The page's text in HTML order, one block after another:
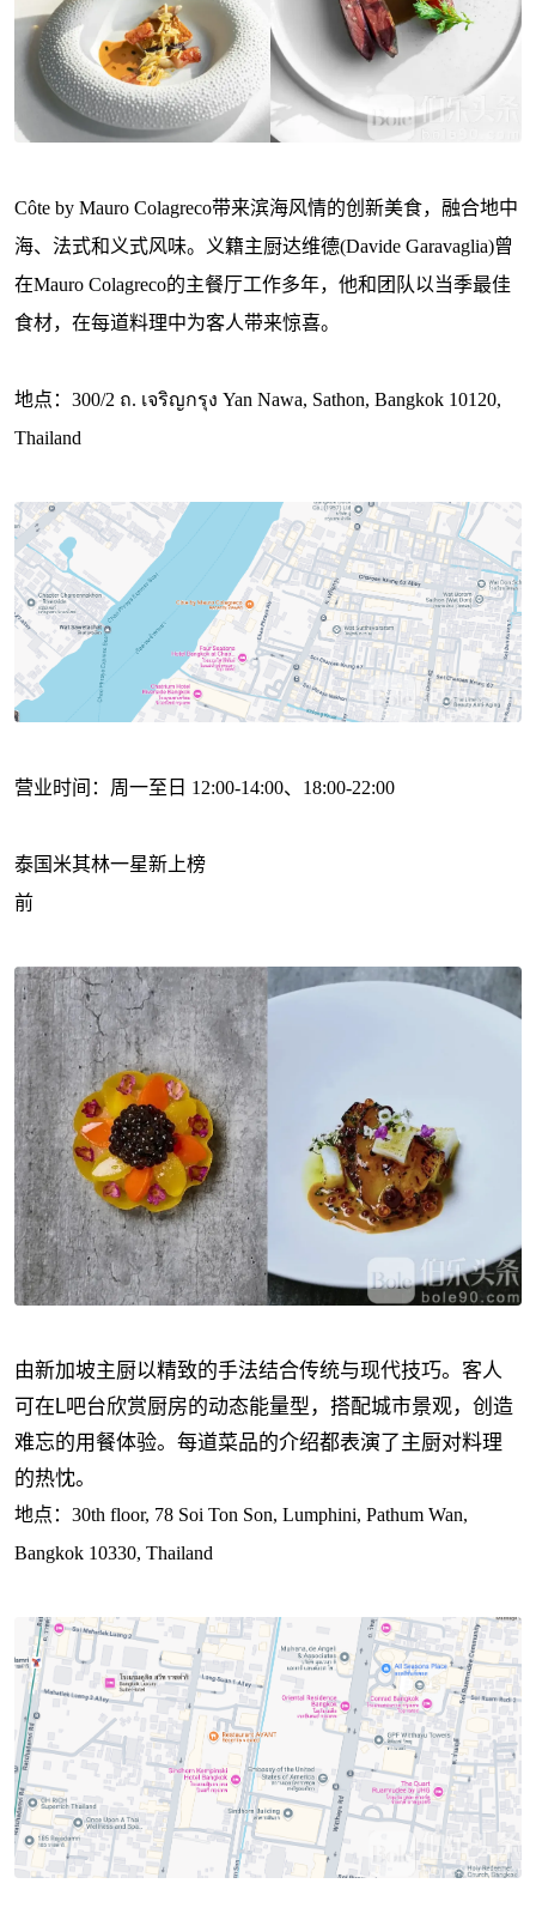
Côte by Mauro Colagreco带来滨海风情的创新美食，融合地中
海、法式和义式风味。义籍主厨达维德(Davide Garavaglia)曾
在Mauro Colagreco的主餐厅工作多年，他和团队以当季最佳
食材，在每道料理中为客人带来惊喜。
地点：300/2 ถ. เจริญกรุง Yan Nawa, Sathon, Bangkok 10120,
Thailand
营业时间：周一至日 12:00-14:00、18:00-22:00
泰国米其林一星新上榜
前
由新加坡主厨以精致的手法结合传统与现代技巧。客人
可在L吧台欣赏厨房的动态能量型，搭配城市景观，创造
难忘的用餐体验。每道菜品的介绍都表演了主厨对料理
的热忱。
地点：30th floor, 78 Soi Ton Son, Lumphini, Pathum Wan,
Bangkok 10330, Thailand